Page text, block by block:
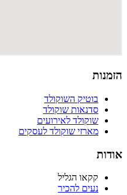
הזמנות
בוטיק השוקולד
סדנאות שוקולד
שוקולד לאירועים
מארזי שוקולד לעסקים
אודות
קקאו הגליל
נעים להכיר